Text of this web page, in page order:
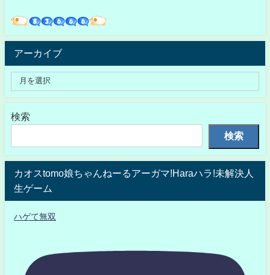
アーカイブ
検索
検索
カオスtomo娘ちゃんねーるアーガマ!Haraハラ!未解決人
生ゲーム
ハゲて無双